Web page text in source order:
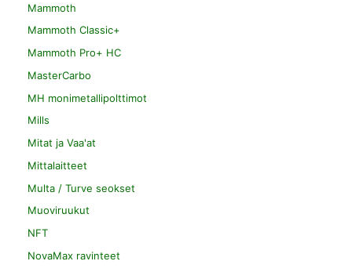
Mammoth
Mammoth Classic+
Mammoth Pro+ HC
MasterCarbo
MH monimetallipolttimot
Mills
Mitat ja Vaa'at
Mittalaitteet
Multa / Turve seokset
Muoviruukut
NFT
NovaMax ravinteet